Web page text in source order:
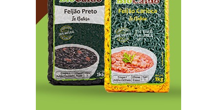
Sala de Concerto, da Rádio MEC, celebra
Radamés Gnattali nesta sexta
Indígenas Pirahã vão ter acesso a consultas e
exames em expedição do SUS no Amazonas